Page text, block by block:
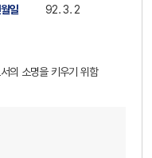
일
92. 3. 2
의 소명을 키우기 위함